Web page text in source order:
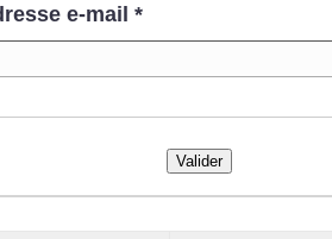
e-mail *
Valider